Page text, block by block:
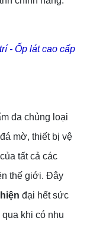
- Ốp lát cao cấp
đa chủng loại
mờ, thiết bị vệ
tất cả các
thế giới. Đây
đại hết sức
khi có nhu